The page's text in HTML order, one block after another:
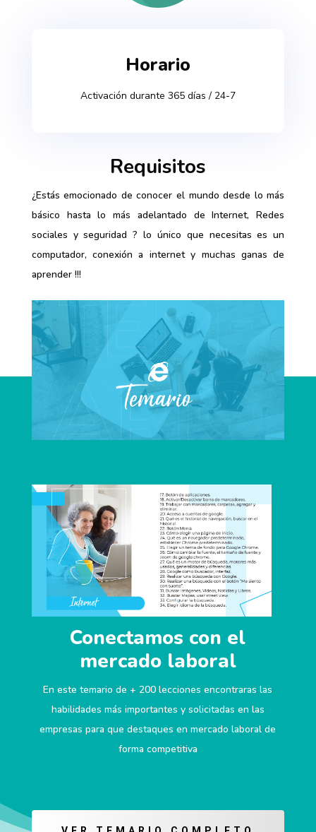
Horario
Activación durante 365 días / 24-7
Requisitos
¿Estás emocionado de conocer el mundo desde lo más
básico hasta lo más adelantado de Internet, Redes
sociales y seguridad ?lo único que necesitas es un
computador, conexión a internet y muchas ganas de
aprender !!!
Conectamos con el
mercado laboral
En este temario de + 200 lecciones encontraras las
habilidades más importantes y solicitadas en las
empresas para que destaques en mercado laboral de
forma competitiva